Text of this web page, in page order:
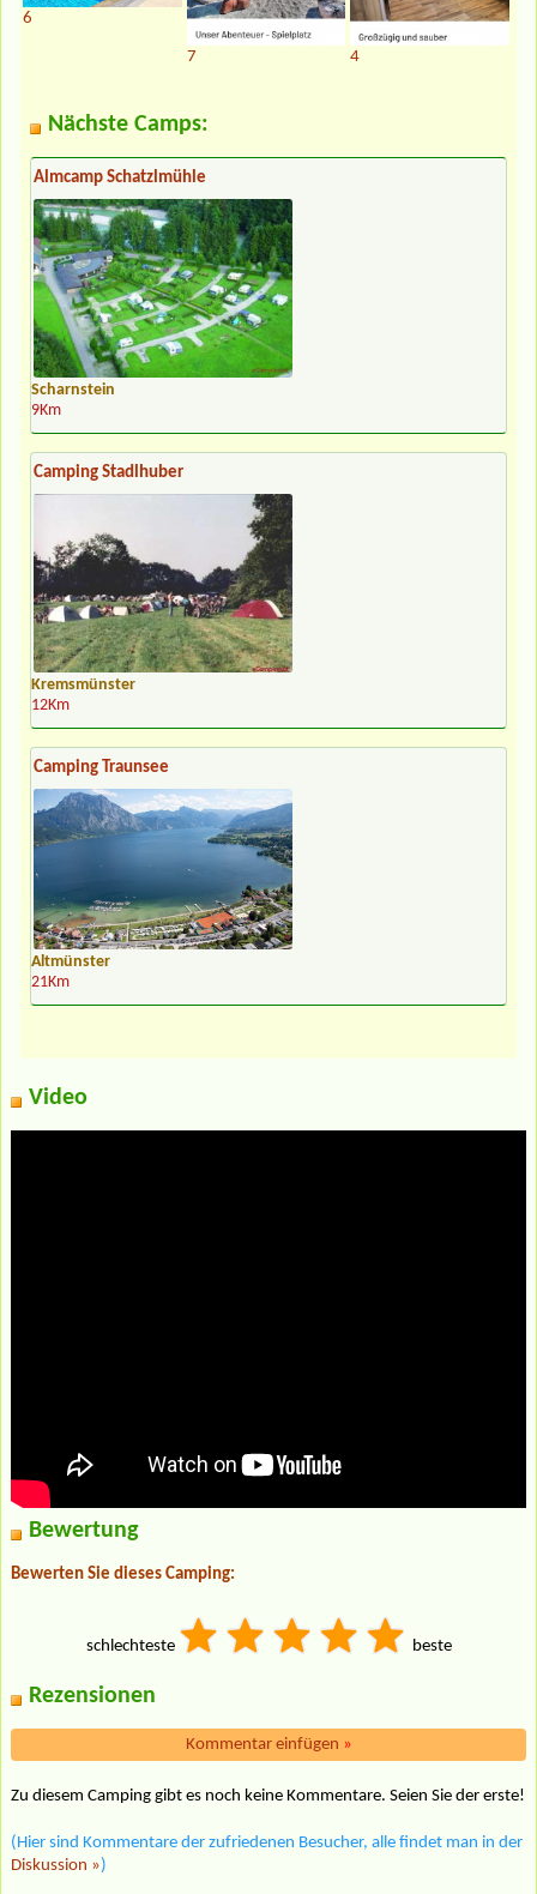
6
7 4
Nächste Camps:
Almcamp Schatzlmühle
Scharnstein
9Km
Camping Stadlhuber
Kremsmünster
12Km
Camping Traunsee
Altmünster
21Km
Video
Bewertung
Bewerten Sie dieses Camping:
schlechteste beste
Rezensionen
Kommentar einfügen »
Zu diesem Camping gibt es noch keine Kommentare. Seien Sie der erste!
(Hier sind Kommentare der zufriedenen Besucher, alle findet man in der
Diskussion »)